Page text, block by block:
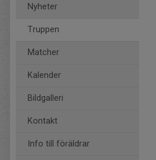
Nyheter
Truppen
Matcher
Kalender
Bildgalleri
Kontakt
Info till föräldrar